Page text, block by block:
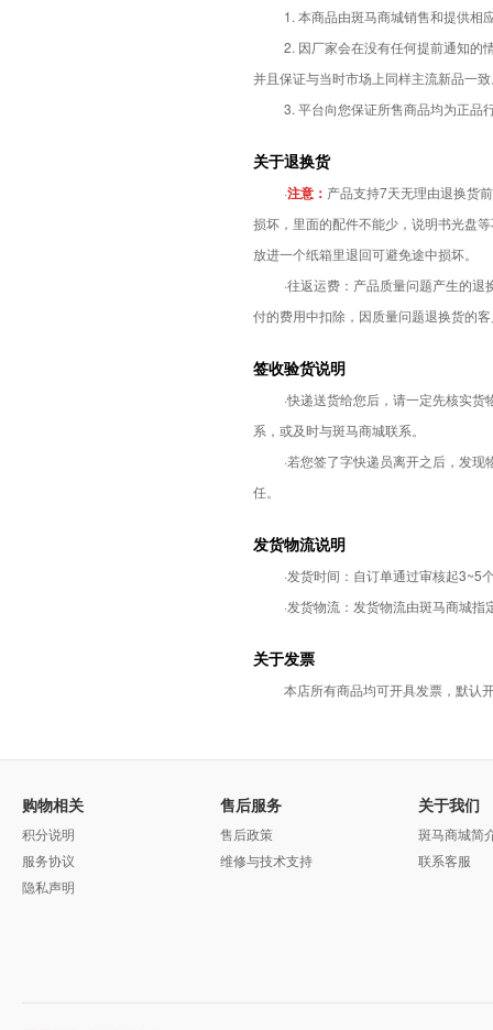
1. 本商品由斑马商城销售和提供相
2. 因厂家会在没有任何提前通知的
并且保证与当时市场上同样主流新品一
3. 平台向您保证所售商品均为正品
关于退换货
·注意： 产品支持7天无理由退换货
损坏，里面的配件不能少，说明书光盘
放进一个纸箱里退回可避免途中损坏。
·往返运费：产品质量问题产生的
付的费用中扣除，因质量问题退换货的
签收验货说明
·快递送货给您后，请一定先核实
系，或及时与斑马商城联系。
·若您签了字快递员离开之后，发
任。
发货物流说明
·发货时间：自订单通过审核起3~5
·发货物流：发货物流由斑马商城指
关于发票
本店所有商品均可开具发票，默认
购物相关
积分说明
服务协议
隐私声明
售后服务
售后政策
维修与技术支持
关于我们
斑马商城简
联系客服